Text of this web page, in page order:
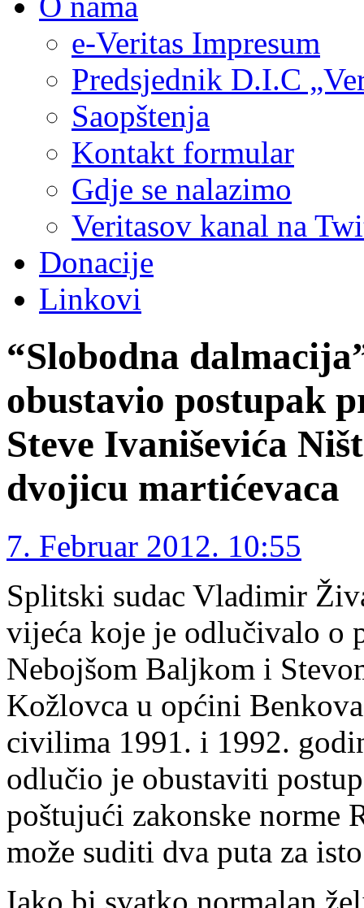
e-Veritas Impresum
Predsjednik D.I.C
Saopštenja
Kontakt formular
Gdje se nalazimo
Veritasov kanal na
Donacije
Linkovi
“Slobodna
obustavio postupak
Steve Ivaniševića
dvojicu martićevaca
7. Februar 2012. 10:55
Splitski sudac Vladimir
vijeća koje je odlučivalo o
Nebojšom Baljkom i
Kožlovca u općini
civilima 1991. i 1992.
odlučio je obustaviti
poštujući zakonske norme
može suditi dva puta za
Iako bi svatko normalan